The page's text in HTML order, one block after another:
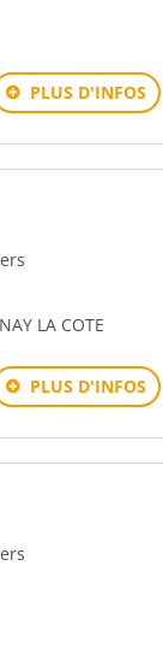
PLUS D'INFOS
LA COTE
PLUS D'INFOS